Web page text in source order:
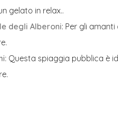
gelato in relax..
degli Alberoni: Per gli
: Questa spiaggia pubblica è